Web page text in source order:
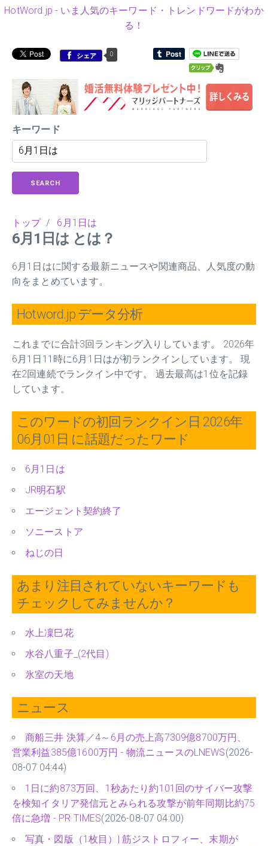
HotWord.jp - いま人気のキーワード・トレンドワードがわか
る！
シェア 0
キーワード
SEARCH
トップ/ 6月1日は
6月1日は とは？
6月1日はに関する最新ニュースや関連商品、人気度の動
向をまとめています。
Hotword.jp データ分析
これまでに合計3回ランキング入りしています。 2026年
6月1日11時に6月1日はが初ランクインしています。 現
在2回連続でランクイン中です。 過去最高は1位を記録
しています。
このワードの初回ランクイン日 2026年
06月01日 に話題だったワード
6月1日は
JR明石駅
エージェント契約終了
ソニーストア
ねじの日
あまり注目されていないキーワードも
チェックしてみませんか？
水上凜巳花
水谷八重子_(2代目)
氷室の天地
ニュース
商船三井 決算／4～6月の売上高7309億8700万円、
営業利益385億1600万円 - 物流ニュースのLNEWS(2026-
08-07 04:44)
1日に約873万回、1秒あたり約101回のサイバー攻撃
を検知イタリア発信元とみられる攻撃が前年同期比約75
倍に急増 - PR TIMES(2026-08-07 04:00)
写真・図版（1枚目）| 筋ジストロフィー、末期が